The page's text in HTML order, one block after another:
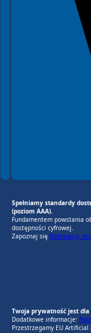
Spełniamy standardy
(poziom AAA).
Fundamentem powstania
dostępności cyfrowej.
Zapoznaj się Deklaracją
Twoja prywatność jest dla
Dodatkowe informacje:
Przestrzegamy EU